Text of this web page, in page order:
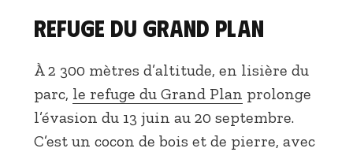
Refuge du Grand Plan
À 2 300 mètres d’altitude, en lisière du
parc, le refuge du Grand Plan prolonge
l’évasion du 13 juin au 20 septembre.
C’est un cocon de bois et de pierre, avec